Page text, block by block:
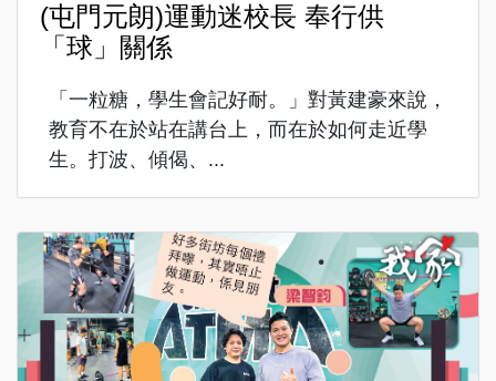
(屯門元朗)運動迷校長 奉行供
「球」關係
「一粒糖，學生會記好耐。」對黃建豪來說，
教育不在於站在講台上，而在於如何走近學
生。打波、傾偈、...